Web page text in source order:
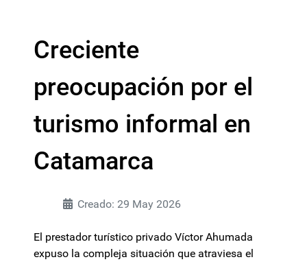
Creciente
preocupación por el
turismo informal en
Catamarca
Creado: 29 May 2026
El prestador turístico privado Víctor Ahumada
expuso la compleja situación que atraviesa el